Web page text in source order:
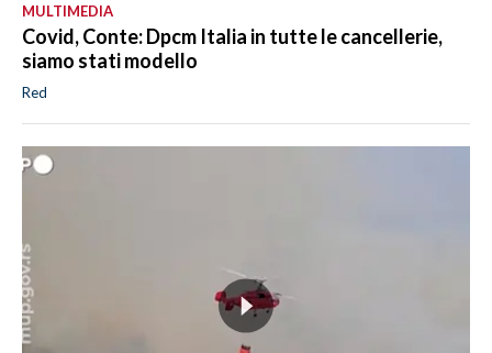
MULTIMEDIA
Covid, Conte: Dpcm Italia in tutte le cancellerie,
siamo stati modello
Red